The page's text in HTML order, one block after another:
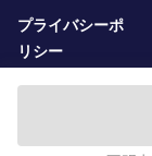
プライバシーポ
リシー